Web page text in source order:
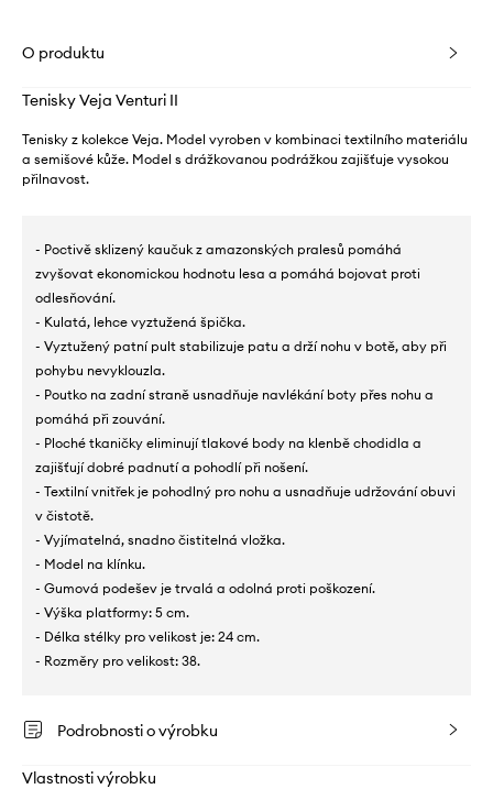
O produktu
Tenisky Veja Venturi II
Tenisky z kolekce Veja. Model vyroben v kombinaci textilního materiálu
a semišové kůže. Model s drážkovanou podrážkou zajišťuje vysokou
přilnavost.
- Poctivě sklizený kaučuk z amazonských pralesů pomáhá
zvyšovat ekonomickou hodnotu lesa a pomáhá bojovat proti
odlesňování.
- Kulatá, lehce vyztužená špička.
- Vyztužený patní pult stabilizuje patu a drží nohu v botě, aby při
pohybu nevyklouzla.
- Poutko na zadní straně usnadňuje navlékání boty přes nohu a
pomáhá při zouvání.
- Ploché tkaničky eliminují tlakové body na klenbě chodidla a
zajišťují dobré padnutí a pohodlí při nošení.
- Textilní vnitřek je pohodlný pro nohu a usnadňuje udržování obuvi
v čistotě.
- Vyjímatelná, snadno čistitelná vložka.
- Model na klínku.
- Gumová podešev je trvalá a odolná proti poškození.
- Výška platformy: 5 cm.
- Délka stélky pro velikost je: 24 cm.
- Rozměry pro velikost: 38.
Podrobnosti o výrobku
Vlastnosti výrobku